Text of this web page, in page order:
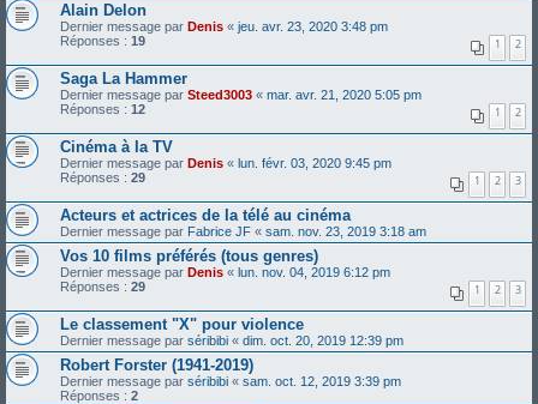
Alain Delon
Dernier message par Denis « jeu. avr. 23, 2020 3:48 pm
Réponses : 19 1 2
Saga La Hammer
Dernier message par Steed3003 « mar. avr. 21, 2020 5:05 pm
Réponses : 12 1 2
Cinéma à la TV
Dernier message par Denis « lun. févr. 03, 2020 9:45 pm
Réponses : 29 1 2 3
Acteurs et actrices de la télé au cinéma
Dernier message par Fabrice JF « sam. nov. 23, 2019 3:18 am
Vos 10 films préférés (tous genres)
Dernier message par Denis « lun. nov. 04, 2019 6:12 pm
Réponses : 29 1 2 3
Le classement "X" pour violence
Dernier message par séribibi « dim. oct. 20, 2019 12:39 pm
Robert Forster (1941-2019)
Dernier message par séribibi « sam. oct. 12, 2019 3:39 pm
Réponses : 2